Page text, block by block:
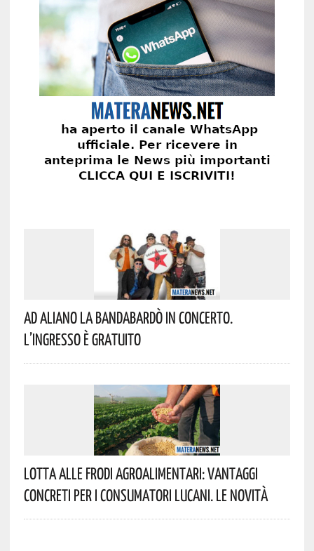
Ad Aliano La Bandabardò In Concerto.
L’ingresso È Gratuito
Lotta Alle Frodi Agroalimentari: Vantaggi
Concreti Per I Consumatori Lucani. Le Novità